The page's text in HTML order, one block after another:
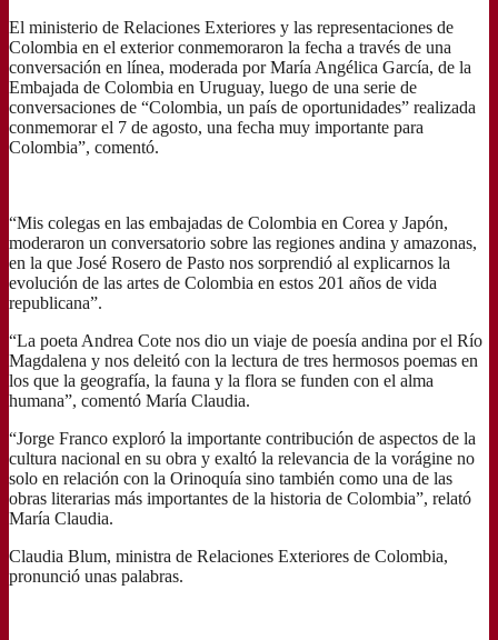
El ministerio de Relaciones Exteriores y las representaciones de
Colombia en el exterior conmemoraron la fecha a través de una
conversación en línea, moderada por María Angélica García, de la
Embajada de Colombia en Uruguay, luego de una serie de
conversaciones de “Colombia, un país de oportunidades” realizada
conmemorar el 7 de agosto, una fecha muy importante para
Colombia”, comentó.
“Mis colegas en las embajadas de Colombia en Corea y Japón,
moderaron un conversatorio sobre las regiones andina y amazonas,
en la que José Rosero de Pasto nos sorprendió al explicarnos la
evolución de las artes de Colombia en estos 201 años de vida
republicana”.
“La poeta Andrea Cote nos dio un viaje de poesía andina por el Río
Magdalena y nos deleitó con la lectura de tres hermosos poemas en
los que la geografía, la fauna y la flora se funden con el alma
humana”, comentó María Claudia.
“Jorge Franco exploró la importante contribución de aspectos de la
cultura nacional en su obra y exaltó la relevancia de la vorágine no
solo en relación con la Orinoquía sino también como una de las
obras literarias más importantes de la historia de Colombia”, relató
María Claudia.
Claudia Blum, ministra de Relaciones Exteriores de Colombia,
pronunció unas palabras.